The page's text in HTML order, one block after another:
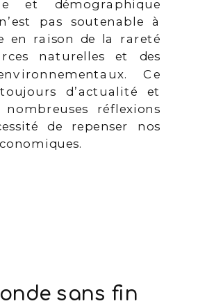
et démographique
pas soutenable à
en raison de la rareté
naturelles et des
Ce
d’actualité et
réflexions
de repenser nos
sans fin